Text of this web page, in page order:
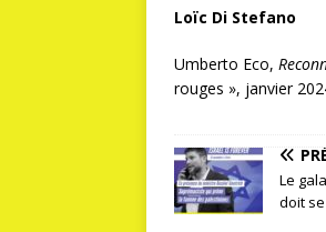
Loïc Di Stefano
Umberto Eco,
rouges », janvier
Le
doit